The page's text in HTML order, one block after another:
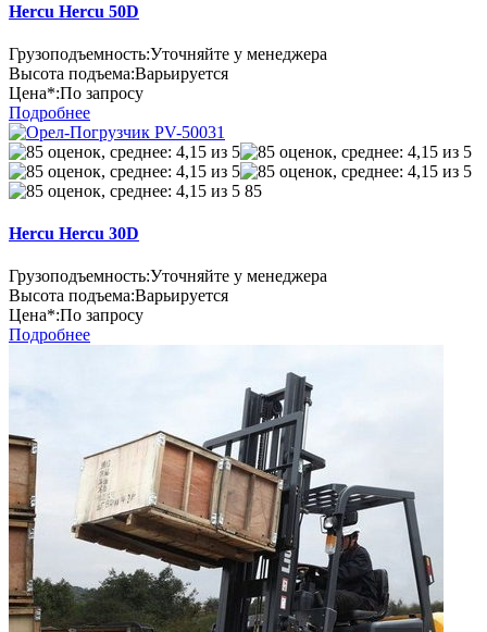
Hercu Hercu 50D
Грузоподъемность:Уточняйте у менеджера
Высота подъема:Варьируется
Цена*:По запросу
Подробнее
85
Hercu Hercu 30D
Грузоподъемность:Уточняйте у менеджера
Высота подъема:Варьируется
Цена*:По запросу
Подробнее